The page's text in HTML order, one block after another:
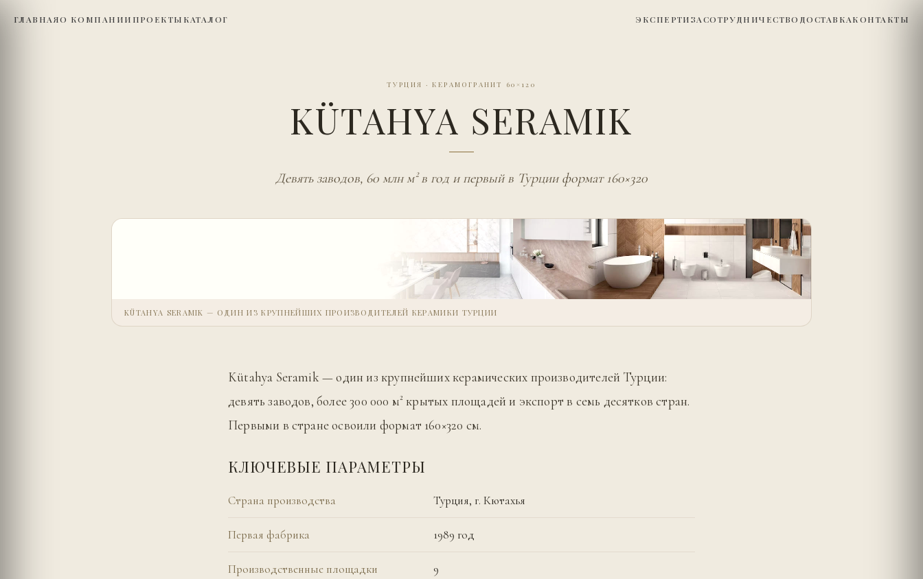
ТУРЦИЯ · КЕРАМОГРАНИТ 60×120
KÜTAHYA SERAMIK
Девять заводов, 60 млн м² в год и первый в Турции формат 160×320
KÜTAHYA SERAMIK — ОДИН ИЗ КРУПНЕЙШИХ ПРОИЗВОДИТЕЛЕЙ КЕРАМИКИ ТУРЦИИ
Kütahya Seramik — один из крупнейших керамических производителей Турции:
девять заводов, более 300 000 м² крытых площадей и экспорт в семь десятков стран.
Первыми в стране освоили формат 160×320 см.
КЛЮЧЕВЫЕ ПАРАМЕТРЫ
Страна производства Турция, г. Кютахья
Первая фабрика 1989 год
Производственные площадки 9
ГЛАВНАЯО КОМПАНИИ ПРОЕКТЫ КАТАЛОГ ЭКСПЕРТИЗАСОТРУДНИЧЕСТВО ДОСТАВКАКОНТАКТЫ